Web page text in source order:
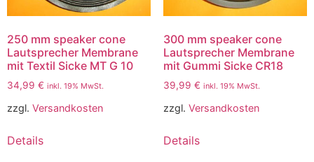
250 mm speaker cone
Lautsprecher Membrane
mit Textil Sicke MT G 10
34,99 € inkl. 19% MwSt.
zzgl. Versandkosten
Details
300 mm speaker cone
Lautsprecher Membrane
mit Gummi Sicke CR18
39,99 € inkl. 19% MwSt.
zzgl. Versandkosten
Details